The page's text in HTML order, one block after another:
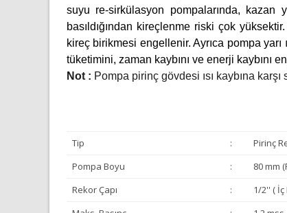
suyu re-sirkülasyon pompalarında, kazan
basıldığından kireçlenme riski çok
kireç birikmesi engellenir. Ayrıca pompa
tüketimini, zaman kaybını ve enerji kaybını
Not : Pompa pirinç gövdesi ısı kaybına karşı
Tip :
Pirinç
Pompa Boyu
:
80 mm
Rekor Çapı
:
1/2'' ( İç